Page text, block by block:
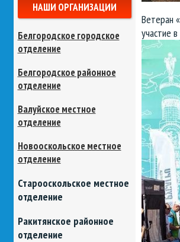
Ветеран
участие
НАШИ ОРГАНИЗАЦИИ
Белгородское городское
отделение
Белгородское районное
отделение
Валуйское местное
отделение
Новооскольское местное
отделение
Старооскольское местное
отделение
Ракитянское районное
отделение